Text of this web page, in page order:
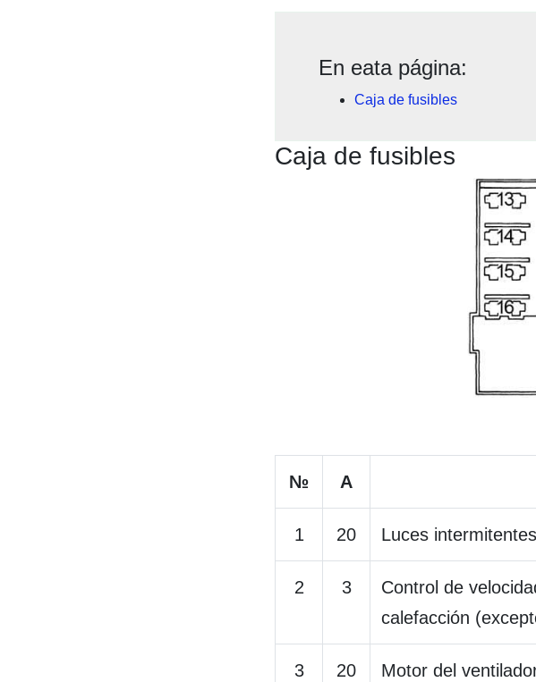
En eata página:
Caja de fusibles
Caja de fusibles
№ A
1 20 Luces
2 3
Control de
calefacción
3 20 Motor del